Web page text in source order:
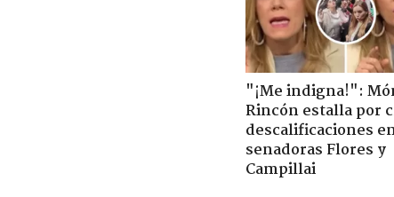
"¡Me indigna!":
Rincón estalla por
descalificaciones
senadoras Flores y
Campillai